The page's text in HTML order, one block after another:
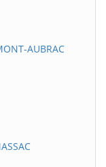
AUBRAC